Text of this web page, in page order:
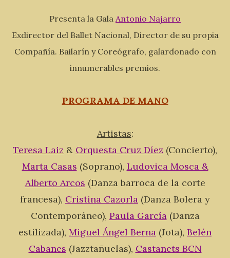
Presenta la Gala Antonio Najarro
Exdirector del Ballet Nacional, Director de su propia
Compañía. Bailarín y Coreógrafo, galardonado con
innumerables premios.
PROGRAMA DE MANO
Artistas:
Teresa Laiz & Orquesta Cruz Díez (Concierto),
Marta Casas (Soprano), Ludovica Mosca &
Alberto Arcos (Danza barroca de la corte
francesa), Cristina Cazorla (Danza Bolera y
Contemporáneo), Paula García(Danza
estilizada), Miguel Ángel Berna (Jota), Belén
Cabanes (Jazztañuelas), Castanets BCN